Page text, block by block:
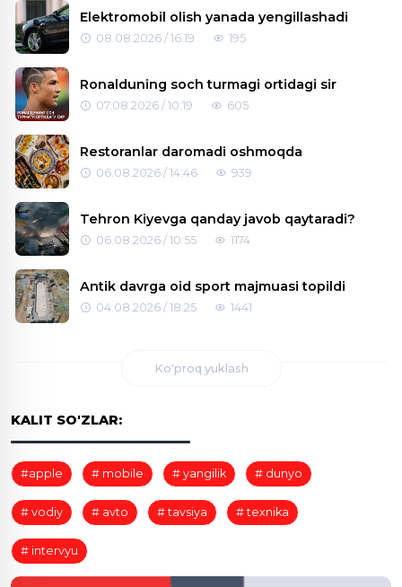
Elektromobil olish yanada yengillashadi
08.08.2026 / 16:19 195
Ronalduning soch turmagi ortidagi sir
07.08.2026 / 10:19 605
Restoranlar daromadi oshmoqda
06.08.2026 / 14:46 939
Tehron Kiyevga qanday javob qaytaradi?
06.08.2026 / 10:55 1174
Antik davrga oid sport majmuasi topildi
04.08.2026 / 18:25 1441
Ko'proq yuklash
KALIT SO'ZLAR:
#apple # mobile # yangilik # dunyo
# vodiy # avto # tavsiya # texnika
# intervyu